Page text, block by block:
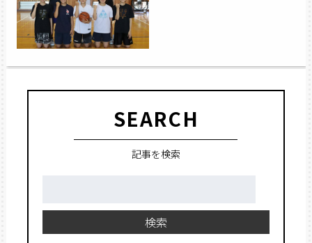
SEARCH
記事を検索
検索